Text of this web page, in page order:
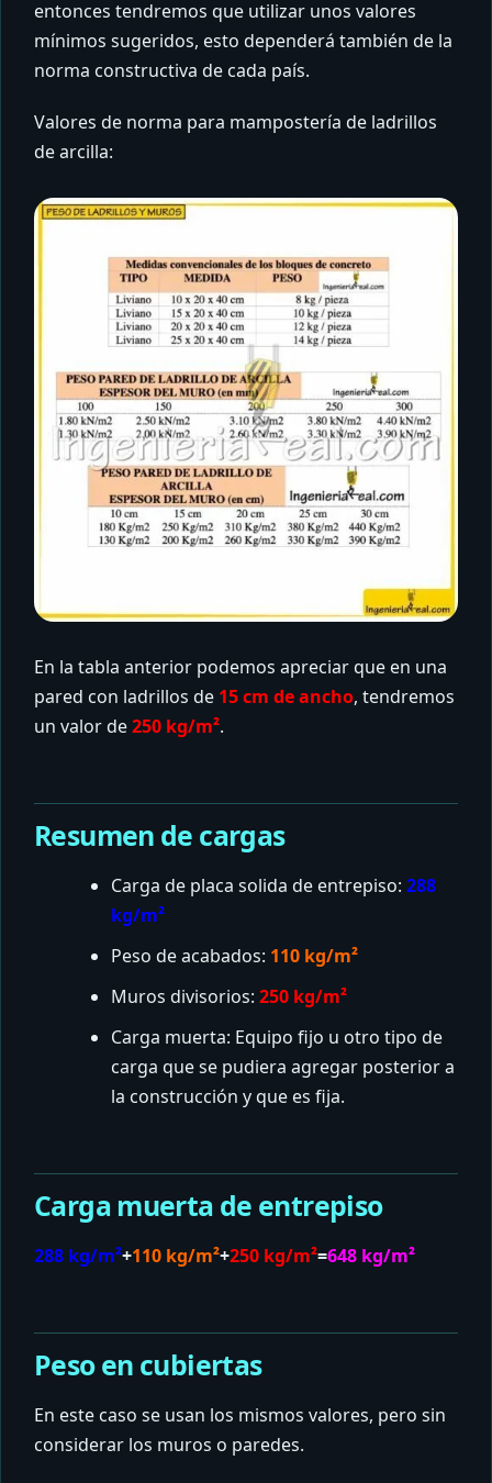
entonces tendremos que utilizar unos valores
mínimos sugeridos, esto dependerá también de la
norma constructiva de cada país.
Valores de norma para mampostería de ladrillos
de arcilla:
En la tabla anterior podemos apreciar que en una
pared con ladrillos de 15 cm de ancho, tendremos
un valor de250 kg/m².
Resumen de cargas
Carga de placa solida de entrepiso: 288
kg/m²
Peso de acabados: 110 kg/m²
Muros divisorios: 250 kg/m²
Carga muerta: Equipo fijo u otro tipo de
carga que se pudiera agregar posterior a
la construcción y que es fija.
Carga muerta de entrepiso
288 kg/m²+110 kg/m²+250 kg/m²=648 kg/m²
Peso en cubiertas
En este caso se usan los mismos valores, pero sin
considerar los muros o paredes.